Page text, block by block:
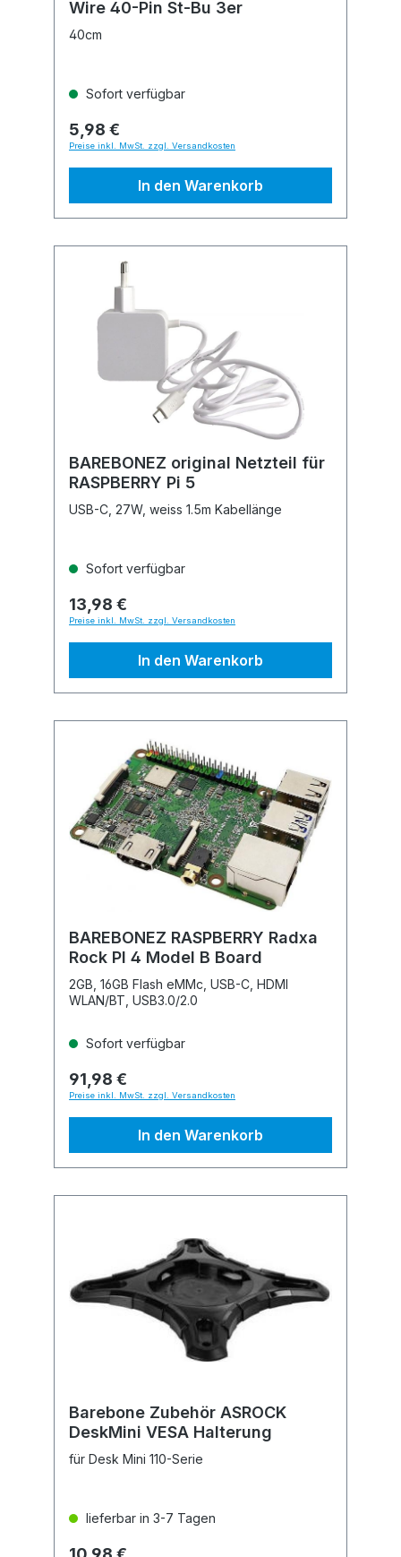
Wire 40-Pin St-Bu 3er
40cm
Sofort verfügbar
5,98 €
Preise inkl. MwSt. zzgl. Versandkosten
In den Warenkorb
BAREBONEZ original Netzteil für
RASPBERRY Pi 5
USB-C, 27W, weiss 1.5m Kabellänge
Sofort verfügbar
13,98 €
Preise inkl. MwSt. zzgl. Versandkosten
In den Warenkorb
BAREBONEZ RASPBERRY Radxa
Rock PI 4 Model B Board
2GB, 16GB Flash eMMc, USB-C, HDMI
WLAN/BT, USB3.0/2.0
Sofort verfügbar
91,98 €
Preise inkl. MwSt. zzgl. Versandkosten
In den Warenkorb
Barebone Zubehör ASROCK
DeskMini VESA Halterung
für Desk Mini 110-Serie
lieferbar in 3-7 Tagen